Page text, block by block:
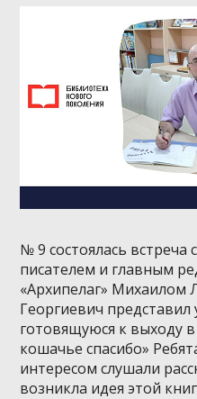
№ 9 состоялась
писателем и главным
«Архипелаг»
Георгиевич
готовящуюся к выходу
кошачье спасибо»
интересом слушали
возникла идея этой